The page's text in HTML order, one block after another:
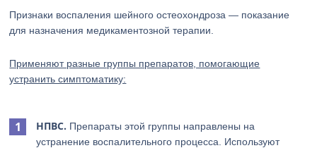
Признаки воспаления шейного остеохондроза — показание
для назначения медикаментозной терапии.
Применяют разные группы препаратов, помогающие
устранить симптоматику:
НПВС. Препараты этой группы направлены на
устранение воспалительного процесса. Используют